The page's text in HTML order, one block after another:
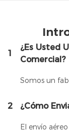
1
¿Es Usted
Comercial?
Somos un
2 ¿Cómo
El envío